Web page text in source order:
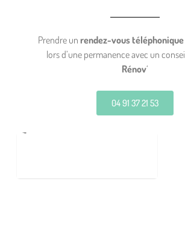
Prendre un rendez-vous téléphonique
lors d’une permanence avec un
Rénov‘
04 91 37 21 53